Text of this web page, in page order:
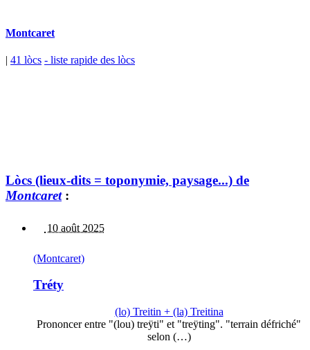
Montcaret
| 41 lòcs - liste rapide des lòcs
Lòcs (lieux-dits = toponymie, paysage...) de
Montcaret:
10 août 2025
(Montcaret)
Tréty
(lo) Treitin + (la) Treitina
Prononcer entre "(lou) treÿti" et "treÿting". "terrain défriché"
selon (…)